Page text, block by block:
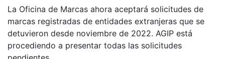
La Oficina de Marcas ahora aceptará solicitudes de
marcas registradas de entidades extranjeras que se
detuvieron desde noviembre de 2022. AGIP está
procediendo a presentar todas las solicitudes